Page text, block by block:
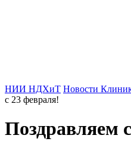
НИИ НДХиТ Новости
с 23 февраля!
Поздравляем